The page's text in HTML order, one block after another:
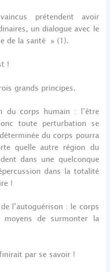
prétendent avoir
un dialogue avec le
de la santé » (1).
!
grands principes.
du corps humain : l’être
toute perturbation se
du corps pourra
quelle autre région du
dans une quelconque
dans la totalité
!
l’autoguérison : le corps
de surmonter la
par se savoir !